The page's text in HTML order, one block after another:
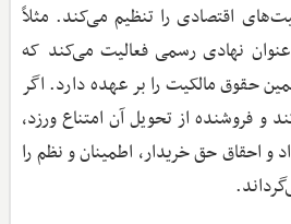
اقتصادی را تنظیم می‌کند. مثلاً
نهادی رسمی فعالیت می‌کند که
حقوق مالکیت را بر عهده دارد. اگر
و فروشنده از تحویل آن امتناع ورزد،
و احقاق حق خریدار، اطمینان و نظم را